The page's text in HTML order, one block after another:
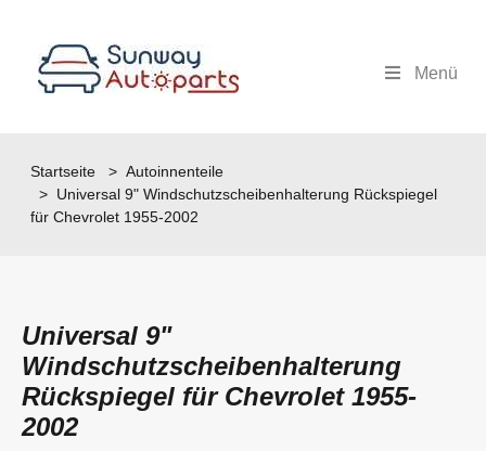
Menü
Startseite >Autoinnenteile
> Universal 9" Windschutzscheibenhalterung Rückspiegel
für Chevrolet 1955-2002
Universal 9"
Windschutzscheibenhalterung
Rückspiegel für Chevrolet 1955-
2002